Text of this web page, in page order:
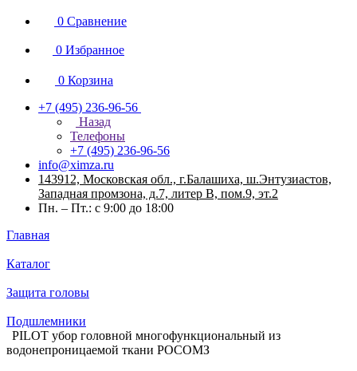
0 Сравнение
0 Избранное
0 Корзина
+7 (495) 236-96-56
Назад
Телефоны
+7 (495) 236-96-56
info@ximza.ru
143912, Московская обл., г.Балашиха, ш.Энтузиастов,
Западная промзона, д.7, литер В, пом.9, эт.2
Пн. – Пт.: с 9:00 до 18:00
Главная
Каталог
Защита головы
Подшлемники
PILOT убор головной многофункциональный из
водонепроницаемой ткани РОСОМЗ